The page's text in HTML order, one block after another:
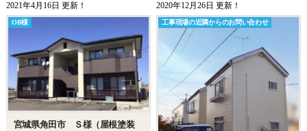
2021年4月16日 更新！
OB様
宮城県角田市 Ｓ様（屋根塗装
2020年12月26日 更新！
工事現場の近隣からのお問い合わせ